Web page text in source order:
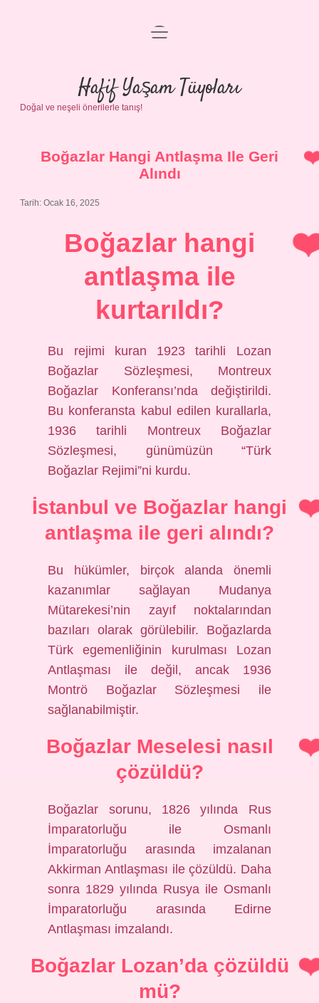
Anasayfa
Gizlilik Politikası
Yasal Uyarı
menüyü
Hafif Yaşam Tüyoları
Doğal ve neşeli önerilerle tanış!
Boğazlar Hangi Antlaşma Ile Geri
Alındı
Tarih: Ocak 16, 2025
Boğazlar hangi
antlaşma ile
kurtarıldı?
Bu rejimi kuran 1923 tarihli Lozan
Boğazlar Sözleşmesi, Montreux
Boğazlar Konferansı’nda değiştirildi.
Bu konferansta kabul edilen kurallarla,
1936 tarihli Montreux Boğazlar
Sözleşmesi, günümüzün “Türk
Boğazlar Rejimi”ni kurdu.
İstanbul ve Boğazlar hangi
antlaşma ile geri alındı?
Bu hükümler, birçok alanda önemli
kazanımlar sağlayan Mudanya
Mütarekesi’nin zayıf noktalarından
bazıları olarak görülebilir. Boğazlarda
Türk egemenliğinin kurulması Lozan
Antlaşması ile değil, ancak 1936
Montrö Boğazlar Sözleşmesi ile
sağlanabilmiştir.
Boğazlar Meselesi nasıl
çözüldü?
Boğazlar sorunu, 1826 yılında Rus
İmparatorluğu ile Osmanlı
İmparatorluğu arasında imzalanan
Akkirman Antlaşması ile çözüldü. Daha
sonra 1829 yılında Rusya ile Osmanlı
İmparatorluğu arasında Edirne
Antlaşması imzalandı.
Boğazlar Lozan’da çözüldü
mü?